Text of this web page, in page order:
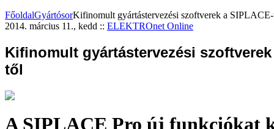
FőoldalGyártósorKifinomult gyártástervezési szoftverek a
2014. március 11., kedd :: ELEKTROnet Online
Kifinomult gyártástervezési szoftverek
től
A SIPLACE Pro új funkciókat